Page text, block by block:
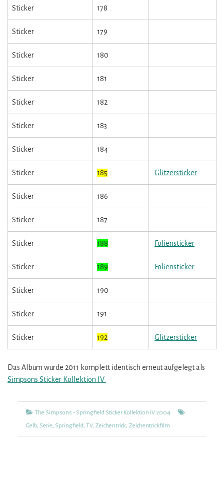
Sticker 178
Sticker 179
Sticker 180
Sticker 181
Sticker 182
Sticker 183
Sticker 184
Sticker 185 Glitzersticker
Sticker 186
Sticker 187
Sticker 188 Foliensticker
Sticker 189 Foliensticker
Sticker 190
Sticker 191
Sticker 192 Glitzersticker
Das Album wurde 2011 komplett identisch erneut aufgelegt als
Simpsons Sticker Kollektion IV
Kategorien
The Simpsons - Springfield Sticker Kollektion IV 2004 Tags
Gelb, Serie, Springfield, TV, Zeichentrick, Zeichentrickfilm